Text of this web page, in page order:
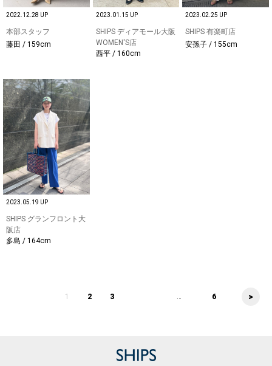
2022.12.28 UP
本部スタッフ
藤田 / 159cm
2023.01.15 UP
SHIPS ディアモール大阪
WOMEN'S店
西平 / 160cm
2023.02.25 UP
SHIPS 有楽町店
安孫子 / 155cm
2023.05.19 UP
SHIPS グランフロント大
阪店
多島 / 164cm
1 2 3 ... 6 >